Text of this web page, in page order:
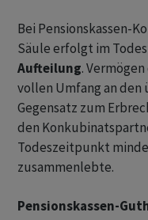
Bei Pensionskassen-
Säule erfolgt im
Aufteilung.
vollen Umfang an
Gegensatz zum
den
Todeszeitpunkt
zusammenlebte.
Pensionskassen-